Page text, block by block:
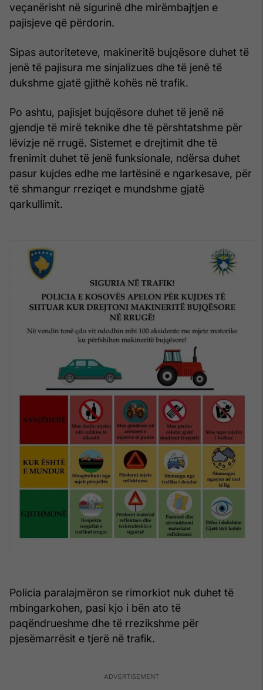
veçanërisht në sigurinë dhe mirëmbajtjen e
pajisjeve që përdorin.
Sipas autoriteteve, makineritë bujqësore duhet të
jenë të pajisura me sinjalizues dhe të jenë të
dukshme gjatë gjithë kohës në trafik.
Po ashtu, pajisjet bujqësore duhet të jenë në
gjendje të mirë teknike dhe të përshtatshme për
lëvizje në rrugë. Sistemet e drejtimit dhe të
frenimit duhet të jenë funksionale, ndërsa duhet
pasur kujdes edhe me lartësinë e ngarkesave, për
të shmangur rreziqet e mundshme gjatë
qarkullimit.
Policia paralajmëron se rimorkiot nuk duhet të
mbingarkohen, pasi kjo i bën ato të
paqëndrueshme dhe të rrezikshme për
pjesëmarrësit e tjerë në trafik.